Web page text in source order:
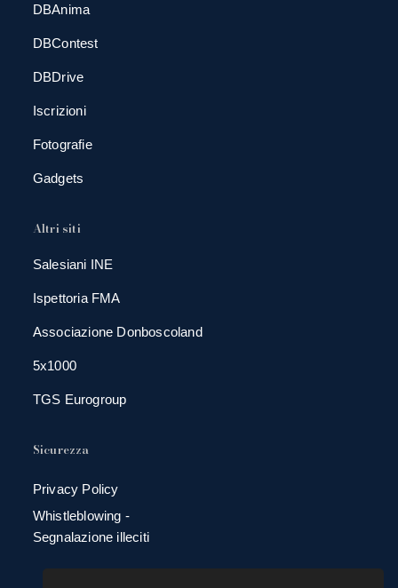
DBAnima
DBContest
DBDrive
Iscrizioni
Fotografie
Gadgets
Altri siti
Salesiani INE
Ispettoria FMA
Associazione Donboscoland
5x1000
TGS Eurogroup
Sicurezza
Privacy Policy
Whistleblowing -
Segnalazione illeciti